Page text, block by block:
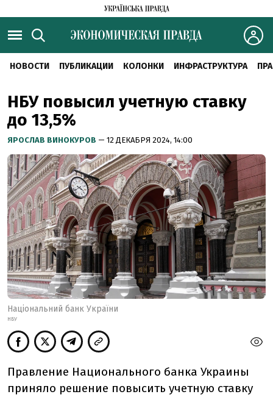
НОВОСТИ ПУБЛИКАЦИИ КОЛОНКИ ИНФРАСТРУКТУРА
НБУ повысил учетную ставку
до 13,5%
ЯРОСЛАВ ВИНОКУРОВ — 12 ДЕКАБРЯ 2024, 14:00
Національний банк України
НБУ
Правление Национального банка Украины
приняло решение повысить учетную ставку